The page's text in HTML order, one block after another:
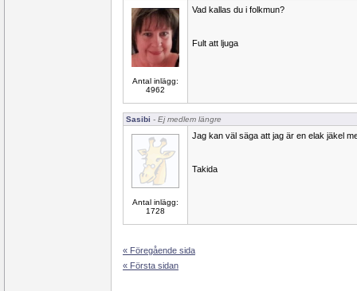
Antal inlägg:
4962
Vad kallas du i folkmun?
Fult att ljuga
Sasibi - Ej medlem längre
Antal inlägg:
1728
Jag kan väl säga att jag är en elak jäkel
Takida
« Föregående sida
« Första sidan